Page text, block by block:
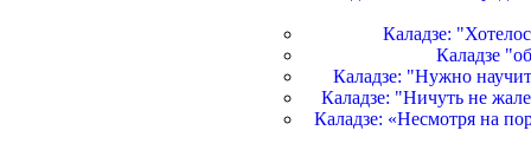
Каладзе:
Каладзе
Каладзе: "Нужно
Каладзе: "Ничуть не
Каладзе: «Несмотря на